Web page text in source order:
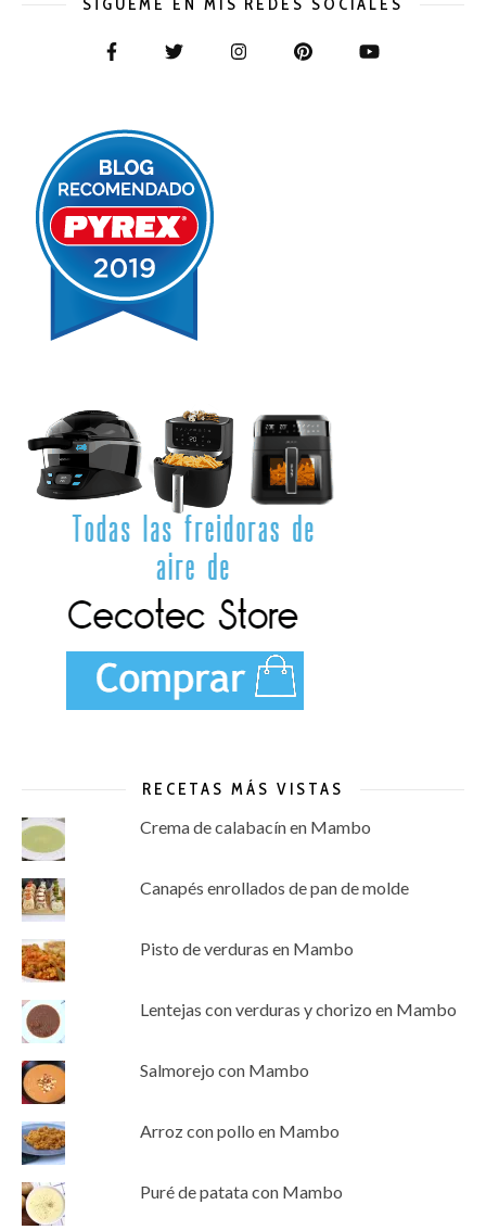
SÍGUEME EN MIS REDES SOCIALES
RECETAS MÁS VISTAS
Crema de calabacín en Mambo
Canapés enrollados de pan de molde
Pisto de verduras en Mambo
Lentejas con verduras y chorizo en Mambo
Salmorejo con Mambo
Arroz con pollo en Mambo
Puré de patata con Mambo